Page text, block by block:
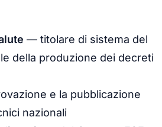
— titolare di sistema del
della produzione dei decreti
e la pubblicazione
nazionali